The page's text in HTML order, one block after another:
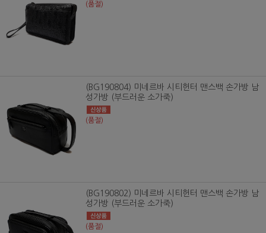
(품절)
(BG190804) 미네르바 시티헌터 맨스백 손가방 남
성가방 (부드러운 소가죽)
(품절)
(BG190802) 미네르바 시티헌터 맨스백 손가방 남
성가방 (부드러운 소가죽)
(품절)